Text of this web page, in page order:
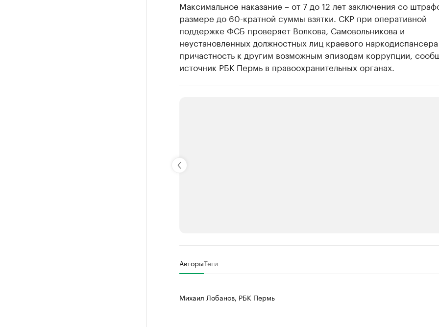
Максимальное наказание – от 7 до 12 лет заключения со
размере до 60-кратной суммы взятки. СКР при оперативной
поддержке ФСБ проверяет Волкова, Самовольникова и
неустановленных должностных лиц краевого
причастность к другим возможным эпизодам коррупции,
источник РБК Пермь в правоохранительных органах.
Крупные организации в нефтегазовой
АвторыТеги
Михаил Лобанов, РБК Пермь